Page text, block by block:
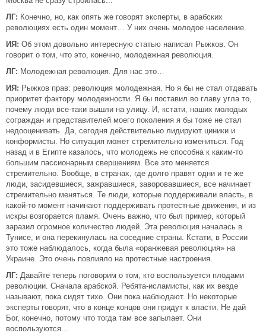
ЛГ: Конечно, но, как опять же говорят эксперты, в арабских
революциях есть один момент… У них очень молодое население.
ИЯ: Об этом довольно интересную статью написал Рыжков. Он
говорит о том, что это, конечно, молодежная революция.
ЛГ: Молодежная революция. Для нас это…
ИЯ: Рыжков прав: революция молодежная. Но я бы не стал отдавать
приоритет фактору молодежности. Я бы поставил во главу угла то,
почему люди все-таки вышли на улицу. И, кстати, наших молодых
сограждан и представителей моего поколения я бы тоже не стал
недооценивать. Да, сегодня действительно лидируют циники и
конформисты. Но ситуация может стремительно измениться. Год
назад и в Египте казалось, что молодежь не способна к каким-то
большим пассионарным свершениям. Все это меняется
стремительно. Вообще, в странах, где долго правят одни и те же
люди, засидевшиеся, зажравшиеся, заворовавшиеся, все начинает
стремительно меняться. Те люди, которые поддерживали власть, в
какой-то момент начинают поддерживать протестные движения, и из
искры возгорается пламя. Очень важно, что был пример, который
заразил огромное количество людей. Эта революция началась в
Тунисе, и она перекинулась на соседние страны. Кстати, в России
это тоже наблюдалось, когда была «оранжевая революция» на
Украине. Это очень повлияло на протестные настроения.
ЛГ: Давайте теперь поговорим о том, кто воспользуется плодами
революции. Сначала арабской. Ребята-исламисты, как их везде
называют, пока сидят тихо. Они пока наблюдают. Но некоторые
эксперты говорят, что в конце концов они придут к власти. Не дай
Бог, конечно, потому что тогда там все запылает. Они
воспользуются...